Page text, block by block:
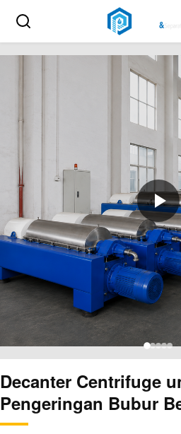
Decanter Centrifuge
Pengeringan Bubur